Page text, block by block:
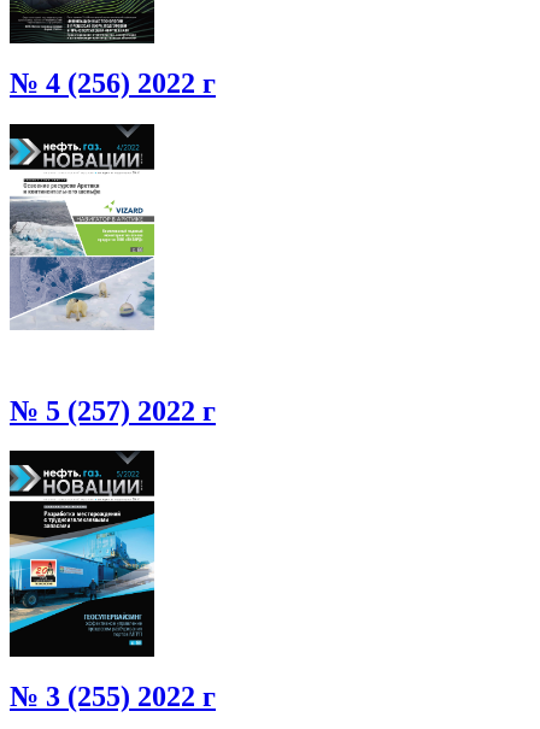
№ 4 (256) 2022 г
№ 5 (257) 2022 г
№ 3 (255) 2022 г